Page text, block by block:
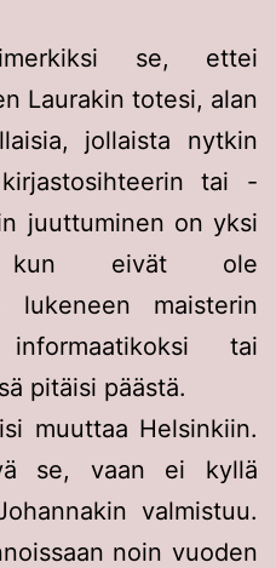
se, ettei
Laurakin totesi, alan
jollaista nytkin
tai -
juuttuminen on yksi
kun eivät ole
lukeneen maisterin
tai
pitäisi päästä.
muuttaa Helsinkiin.
se, vaan ei kyllä
valmistuu.
noin vuoden